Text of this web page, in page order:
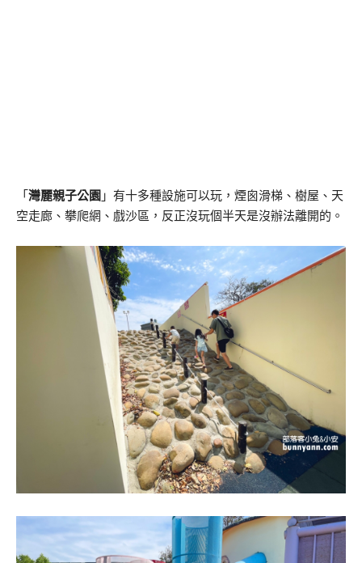
「 灣麗親子公園 」有十多種設施可以玩，煙囪滑梯、樹屋、天
空走廊、攀爬網、戲沙區，反正沒玩個半天是沒辦法離開的。